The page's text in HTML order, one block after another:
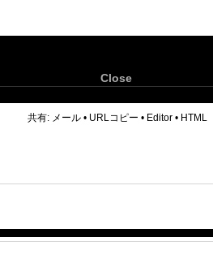
Close
共有: メール • URLコピー • Editor • HTML